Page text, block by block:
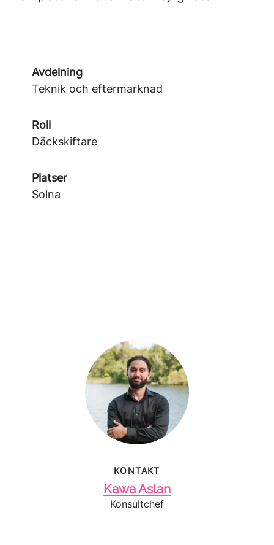
Avdelning
Teknik och eftermarknad
Roll
Däckskiftare
Platser
Solna
KONTAKT
Kawa Aslan
Konsultchef